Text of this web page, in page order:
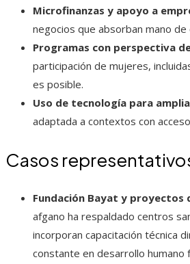
Microfinanzas y apoyo a
negocios que absorban mano de
Programas con perspectiva
participación de mujeres,
es posible.
Uso de tecnología para
adaptada a contextos con
Casos
Fundación Bayat y proyectos
afgano ha respaldado centros
incorporan capacitación técnica
constante en desarrollo